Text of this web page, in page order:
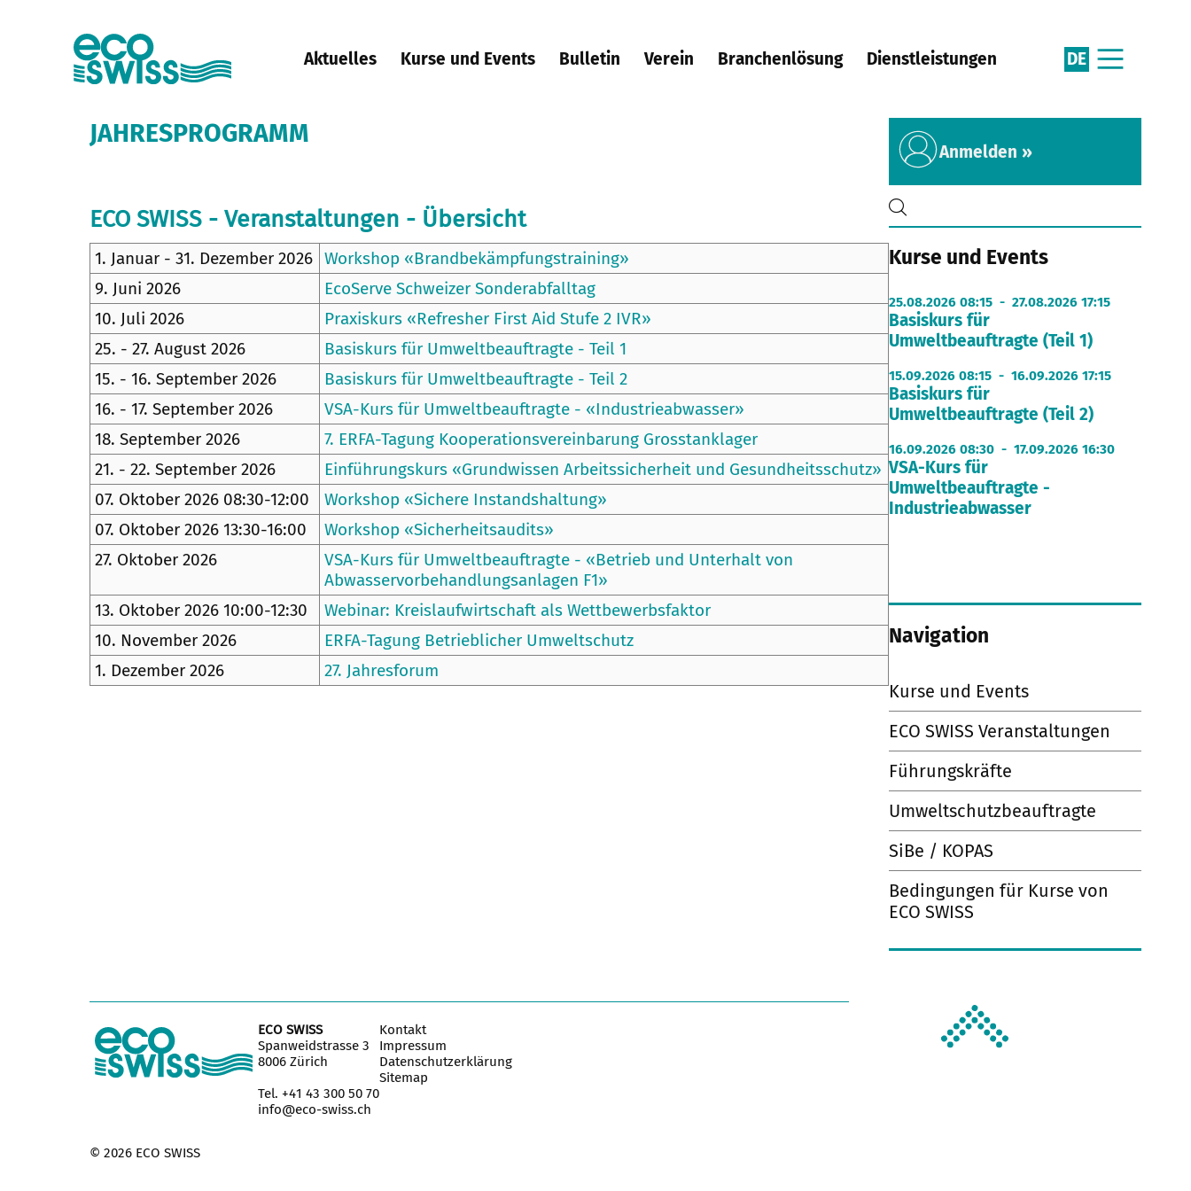
Aktuelles Kurse und Events Bulletin Verein Branchenlösung Dienstleistungen DE
JAHRESPROGRAMM
ECO SWISS - Veranstaltungen - Übersicht
1. Januar - 31. Dezember 2026 Workshop «Brandbekämpfungstraining»
9. Juni 2026
EcoServe Schweizer Sonderabfalltag
10. Juli 2026
Praxiskurs «Refresher First Aid Stufe 2 IVR»
25. - 27. August 2026
Basiskurs für Umweltbeauftragte - Teil 1
15. - 16. September 2026
Basiskurs für Umweltbeauftragte - Teil 2
16. - 17. September 2026
VSA-Kurs für Umweltbeauftragte - «Industrieabwasser»
18. September 2026
7. ERFA-Tagung Kooperationsvereinbarung Grosstanklager
21. - 22. September 2026
Einführungskurs «Grundwissen Arbeitssicherheit und Gesundheitsschutz»
07. Oktober 2026 08:30-12:00
Workshop «Sichere Instandshaltung»
07. Oktober 2026 13:30-16:00
Workshop «Sicherheitsaudits»
27. Oktober 2026
VSA-Kurs für Umweltbeauftragte - «Betrieb und Unterhalt von
Abwasservorbehandlungsanlagen F1»
13. Oktober 2026 10:00-12:30
Webinar: Kreislaufwirtschaft als Wettbewerbsfaktor
10. November 2026
ERFA-Tagung Betrieblicher Umweltschutz
1. Dezember 2026
27. Jahresforum
Anmelden »
Kurse und Events
25.08.2026 08:15 - 27.08.2026 17:15
Basiskurs für
Umweltbeauftragte (Teil 1)
15.09.2026 08:15 - 16.09.2026 17:15
Basiskurs für
Umweltbeauftragte (Teil 2)
16.09.2026 08:30 - 17.09.2026 16:30
VSA-Kurs für
Umweltbeauftragte -
Industrieabwasser
Navigation
Kurse und Events
ECO SWISS Veranstaltungen
Führungskräfte
Umweltschutzbeauftragte
SiBe / KOPAS
Bedingungen für Kurse von
ECO SWISS
ECO SWISS
Spanweidstrasse 3
8006 Zürich
Tel. +41 43 300 50 70
info@eco-swiss.ch
Kontakt
Impressum
Datenschutzerklärung
Sitemap
© 2026 ECO SWISS